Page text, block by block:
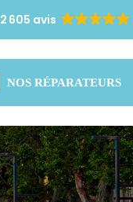
2 605 avis
NOS RÉPARATEURS